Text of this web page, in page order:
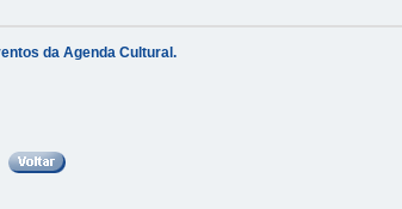
da Agenda Cultural.